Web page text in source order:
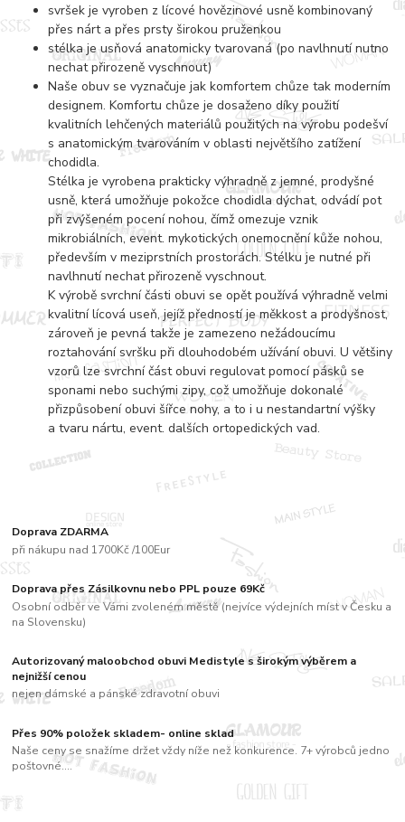
Doprava ZDARMA
při nákupu nad 1700Kč /100Eur
Doprava přes Zásilkovnu nebo PPL pouze 69Kč
Osobní odběr ve Vámi zvoleném městě (nejvíce výdejních míst v Česku a
na Slovensku)
Autorizovaný maloobchod obuvi Medistyle s širokým výběrem a
nejnižší cenou
nejen dámské a pánské zdravotní obuvi
Přes 90% položek skladem- online sklad
Naše ceny se snažíme držet vždy níže než konkurence. 7+ výrobců jedno
poštovné....
svršek je vyroben z lícové hovězinové usně kombinovaný
přes nárt a přes prsty širokou pruženkou
stélka je usňová anatomicky tvarovaná (po navlhnutí nutno
nechat přirozeně vyschnout)
Naše obuv se vyznačuje jak komfortem chůze tak moderním
designem. Komfortu chůze je dosaženo díky použití
kvalitních lehčených materiálů použitých na výrobu podešví
s anatomickým tvarováním v oblasti největšího zatížení
chodidla.
Stélka je vyrobena prakticky výhradně z jemné, prodyšné
usně, která umožňuje pokožce chodidla dýchat, odvádí pot
při zvýšeném pocení nohou, čímž omezuje vznik
mikrobiálních, event. mykotických onemocnění kůže nohou,
především v meziprstních prostorách. Stélku je nutné při
navlhnutí nechat přirozeně vyschnout.
K výrobě svrchní části obuvi se opět používá výhradně velmi
kvalitní lícová useň, jejíž předností je měkkost a prodyšnost,
zároveň je pevná takže je zamezeno nežádoucímu
roztahování svršku při dlouhodobém užívání obuvi. U většiny
vzorů lze svrchní část obuvi regulovat pomocí pásků se
sponami nebo suchými zipy, což umožňuje dokonalé
přizpůsobení obuvi šířce nohy, a to i u nestandartní výšky
a tvaru nártu, event. dalších ortopedických vad.